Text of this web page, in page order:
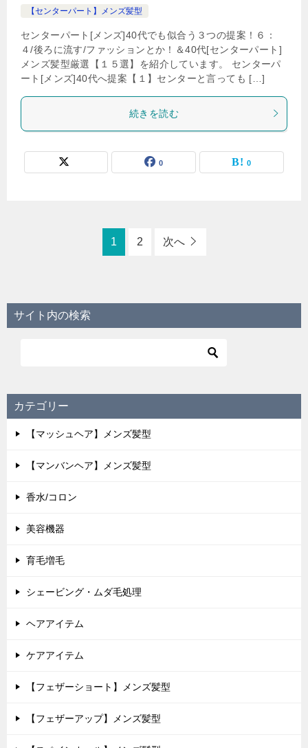
【センターパート】メンズ髪型
センターパート[メンズ]40代でも似合う３つの提案！６：
４/後ろに流す/ファッションとか！＆40代[センターパート]
メンズ髪型厳選【１５選】を紹介しています。 センターパ
ート[メンズ]40代へ提案【１】センターと言っても […]
続きを読む
0 0
1 2 次へ
サイト内の検索
カテゴリー
【マッシュヘア】メンズ髪型
【マンバンヘア】メンズ髪型
香水/コロン
美容機器
育毛増毛
シェービング・ムダ毛処理
ヘアアイテム
ケアアイテム
【フェザーショート】メンズ髪型
【フェザーアップ】メンズ髪型